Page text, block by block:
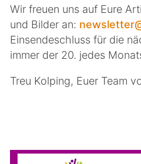
Wir freuen uns auf Eure
und Bilder an:
Einsendeschluss für die
immer der 20. jedes
Treu Kolping, Euer Team